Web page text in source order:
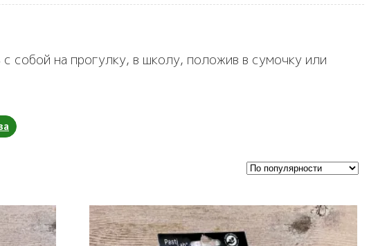
собой на прогулку, в школу, положив в сумочку или